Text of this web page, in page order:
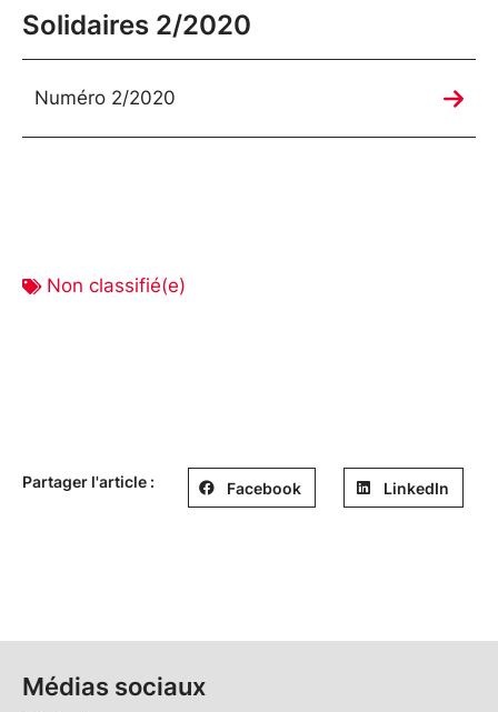
Solidaires 2/2020
Numéro 2/2020
Non classifié(e)
Partager l'article : Facebook LinkedIn
Médias sociaux